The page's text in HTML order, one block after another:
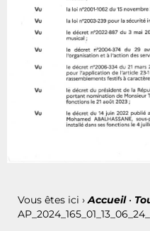
Vous êtes ici › Accueil•